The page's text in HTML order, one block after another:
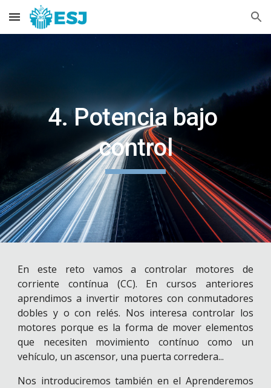
Skip to main content Skip to navigation
4. Potencia bajo
control
En este reto vamos a controlar motores de
corriente contínua (CC). En cursos anteriores
aprendimos a invertir motores con conmutadores
dobles y o con relés. Nos interesa controlar los
motores porque es la forma de mover elementos
que necesiten movimiento contínuo como un
vehículo, un ascensor, una puerta corredera...
Nos introduciremos también en el Aprenderemos